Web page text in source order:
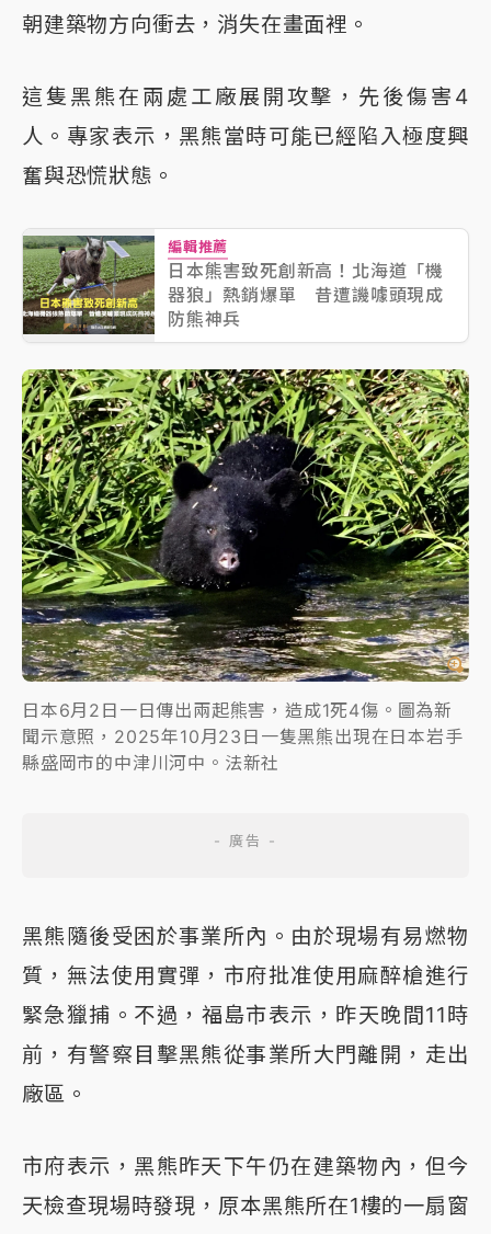
朝建築物方向衝去，消失在畫面裡。
這隻黑熊在兩處工廠展開攻擊，先後傷害4
人。專家表示，黑熊當時可能已經陷入極度興
奮與恐慌狀態。
編輯推薦
日本熊害致死創新高！北海道「機
器狼」熱銷爆單 昔遭譏噱頭現成
防熊神兵
日本6月2日一日傳出兩起熊害，造成1死4傷。圖為新
聞示意照，2025年10月23日一隻黑熊出現在日本岩手
縣盛岡市的中津川河中。法新社
黑熊隨後受困於事業所內。由於現場有易燃物
質，無法使用實彈，市府批准使用麻醉槍進行
緊急獵捕。不過，福島市表示，昨天晚間11時
前，有警察目擊黑熊從事業所大門離開，走出
廠區。
市府表示，黑熊昨天下午仍在建築物內，但今
天檢查現場時發現，原本黑熊所在1樓的一扇窗